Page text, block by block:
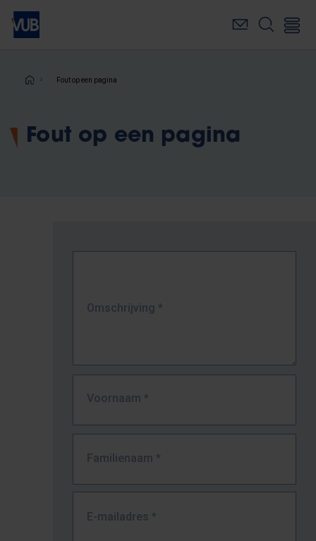
Overslaan
naar
inhoudKruimelpad
Fout op een pagina
Fout op een pagina
Omschrijving *
Voornaam *
Familienaam *
E-mailadres *